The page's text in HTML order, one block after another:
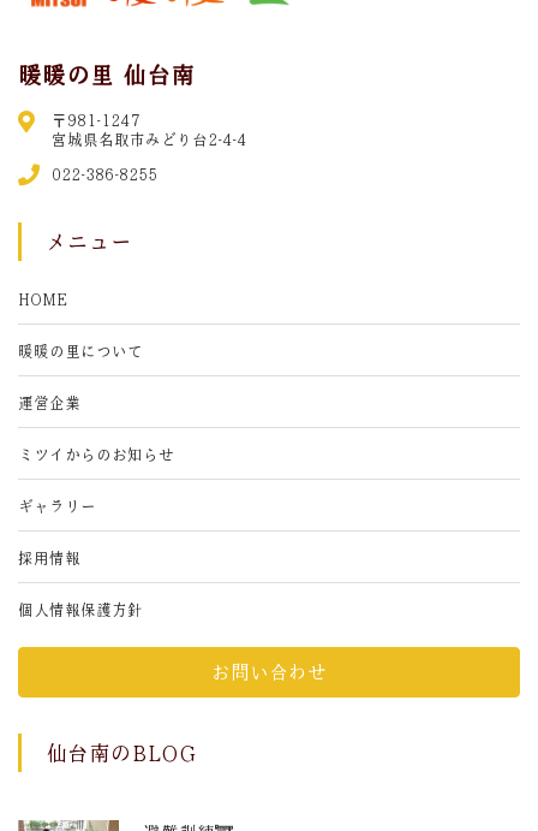
暖暖の里 仙台南
〒981-1247
宮城県名取市みどり台2-4-4
022-386-8255
メニュー
HOME
暖暖の里について
運営企業
ミツイからのお知らせ
ギャラリー
採用情報
個人情報保護方針
お問い合わせ
仙台南のBLOG